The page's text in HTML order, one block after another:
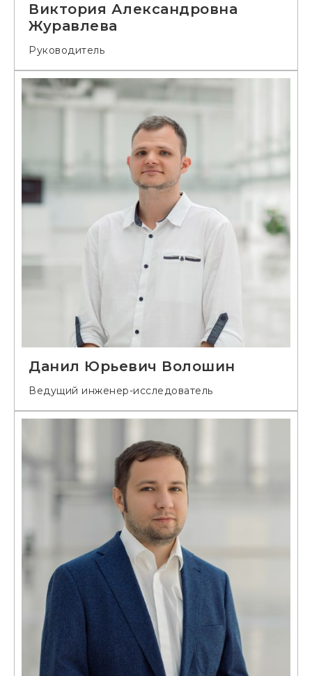
Виктория Александровна
Журавлева
Руководитель
Данил Юрьевич Волошин
Ведущий инженер-исследователь